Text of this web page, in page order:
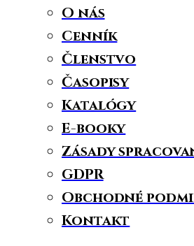
O nás
Cenník
Členstvo
Časopisy
Katalógy
E-booky
Zásady
GDPR
Obchodné
Kontakt